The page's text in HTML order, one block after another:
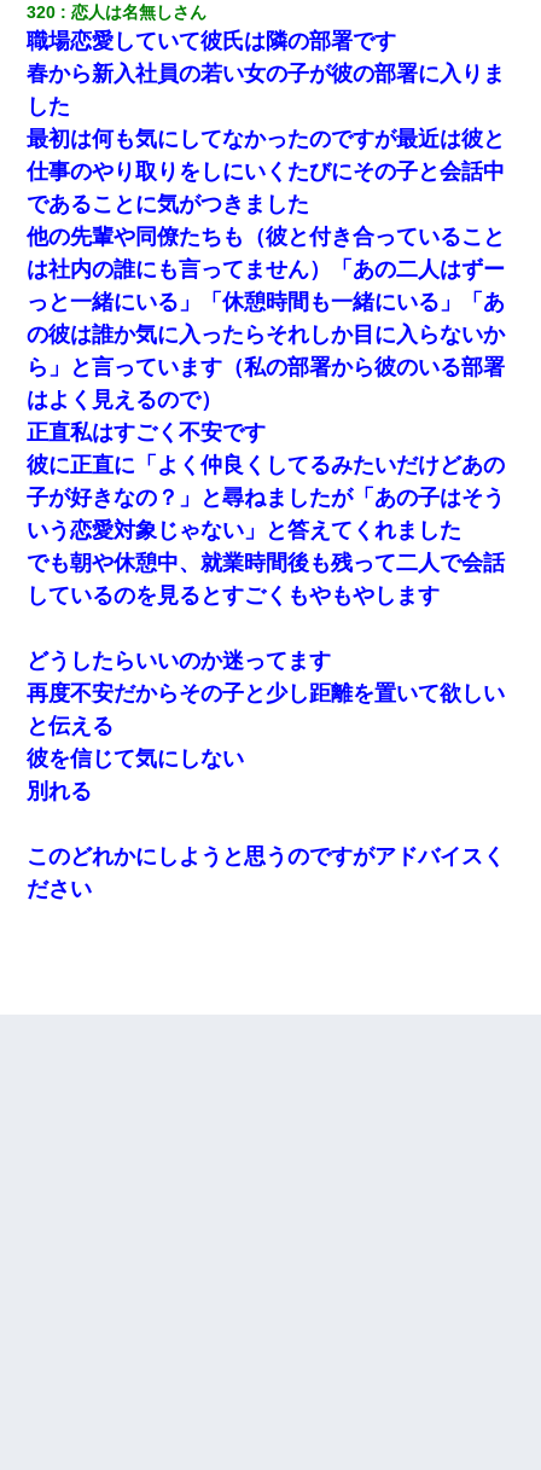
320 恋人は名無しさん
職場恋愛していて彼氏は隣の部署です
春から新入社員の若い女の子が彼の部署に入りま
した
最初は何も気にしてなかったのですが最近は彼と
仕事のやり取りをしにいくたびにその子と会話中
であることに気がつきました
他の先輩や同僚たちも（彼と付き合っていること
は社内の誰にも言ってません）「あの二人はずー
っと一緒にいる」「休憩時間も一緒にいる」「あ
の彼は誰か気に入ったらそれしか目に入らないか
ら」と言っています（私の部署から彼のいる部署
はよく見えるので）
正直私はすごく不安です
彼に正直に「よく仲良くしてるみたいだけどあの
子が好きなの？」と尋ねましたが「あの子はそう
いう恋愛対象じゃない」と答えてくれました
でも朝や休憩中、就業時間後も残って二人で会話
しているのを見るとすごくもやもやします
どうしたらいいのか迷ってます
再度不安だからその子と少し距離を置いて欲しい
と伝える
彼を信じて気にしない
別れる
このどれかにしようと思うのですがアドバイスく
ださい